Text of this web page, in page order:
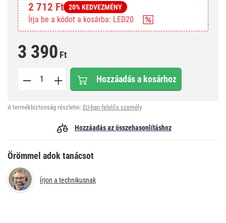
2 712 Ft 20% KEDVEZMÉNY
Írja be a kódot a kosárba: LED20
3 390 Ft
Hozzáadás a kosárhoz
A termékbiztonság részletei: EU-ban felelős személy
Hozzáadás az összehasonlításhoz
Örömmel adok tanácsot
Írjon a technikusnak